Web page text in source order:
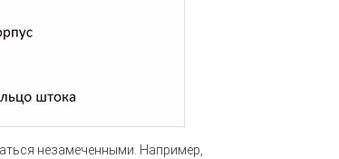
незамеченными. Например,